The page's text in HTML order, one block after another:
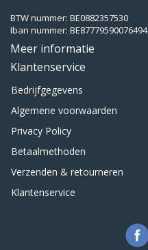
BTW nummer: BE0882357530
Iban nummer: BE87779590076494
Meer informatie
Klantenservice
Bedrijfgegevens
Algemene voorwaarden
Privacy Policy
Betaalmethoden
Verzenden & retourneren
Klantenservice